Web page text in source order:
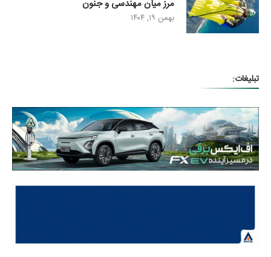
مرز میان مهندسی و جنون
بهمن ۱۹, ۱۴۰۴
تبلیغات: